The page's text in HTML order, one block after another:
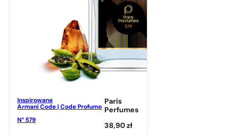
Inspirowane
Armani Code | Code Profumo
N° 579
Paris
Perfumes
38,90zł